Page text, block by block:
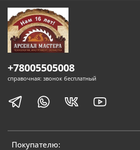
Покупателю:
+78005505008
справочная: звонок бесплатный